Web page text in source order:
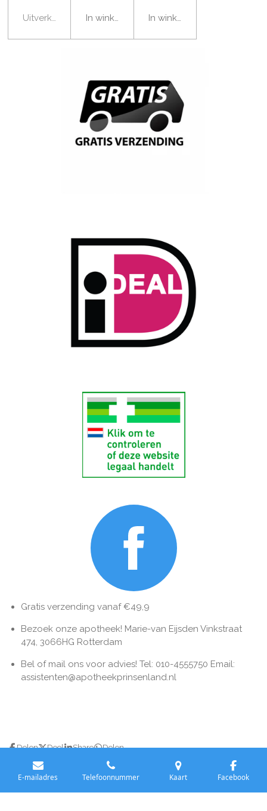
Uitverkocht In winkelwagenIn winkelwagen
Gratis verzending vanaf €49,9
Bezoek onze apotheek! Marie-van Eijsden Vinkstraat
474, 3066HG Rotterdam
Bel of mail ons voor advies! Tel: 010-4555750 Email:
assistenten@apotheekprinsenland.nl
Delen Deel Share Delen
E-mailadres Telefoonnummer Kaart Facebook